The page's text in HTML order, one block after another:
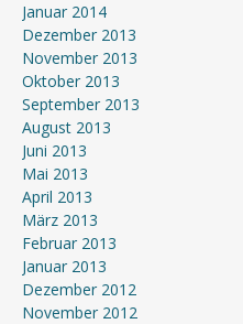
Januar 2014
Dezember 2013
November 2013
Oktober 2013
September 2013
August 2013
Juni 2013
Mai 2013
April 2013
März 2013
Februar 2013
Januar 2013
Dezember 2012
November 2012